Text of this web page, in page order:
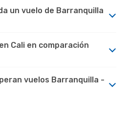
un vuelo de Barranquilla
Cali en comparación
vuelos Barranquilla -